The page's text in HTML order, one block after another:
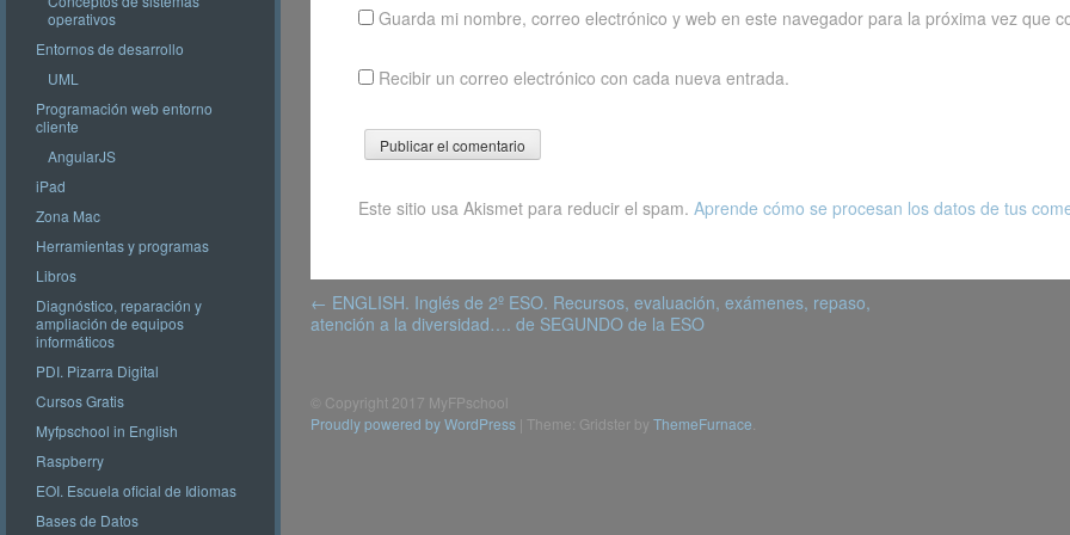
operativos
Entornos de desarrollo
UML
Programación web entorno
cliente
AngularJS
iPad
Zona Mac
Herramientas y programas
Libros
Diagnóstico, reparación y
ampliación de equipos
informáticos
PDI. Pizarra Digital
Cursos Gratis
Myfpschool in English
Raspberry
EOI. Escuela oficial de Idiomas
Bases de Datos
Guarda mi nombre, correo electrónico y web en este navegador para la próxima vez que
Recibir un correo electrónico con cada nueva entrada.
Este sitio usa Akismet para reducir el spam. Aprende cómo se procesan los datos de tus
navigation
← ENGLISH. Inglés de 2º ESO. Recursos, evaluación, exámenes, repaso,
atención a la diversidad…. de SEGUNDO de la ESO
© Copyright 2017 MyFPschool
Proudly powered by WordPress Theme: Gridster by ThemeFurnace